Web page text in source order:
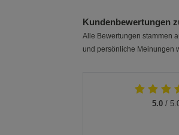
Kundenbewertungen
Alle Bewertungen stammen
und persönliche Meinungen
5.0/